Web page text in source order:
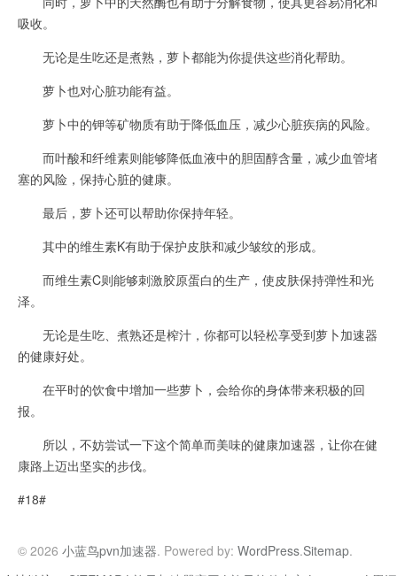
吸收。
无论是生吃还是煮熟，萝卜都能为你提供这些消化帮助。
萝卜也对心脏功能有益。
萝卜中的钾等矿物质有助于降低血压，减少心脏疾病的风险。
而叶酸和纤维素则能够降低血液中的胆固醇含量，减少血管堵
塞的风险，保持心脏的健康。
最后，萝卜还可以帮助你保持年轻。
其中的维生素K有助于保护皮肤和减少皱纹的形成。
而维生素C则能够刺激胶原蛋白的生产，使皮肤保持弹性和光
泽。
无论是生吃、煮熟还是榨汁，你都可以轻松享受到萝卜加速器
的健康好处。
在平时的饮食中增加一些萝卜，会给你的身体带来积极的回
报。
所以，不妨尝试一下这个简单而美味的健康加速器，让你在健
康路上迈出坚实的步伐。
#18#
© 2026 小蓝鸟pvn加速器. Powered by: WordPress.Sitemap.